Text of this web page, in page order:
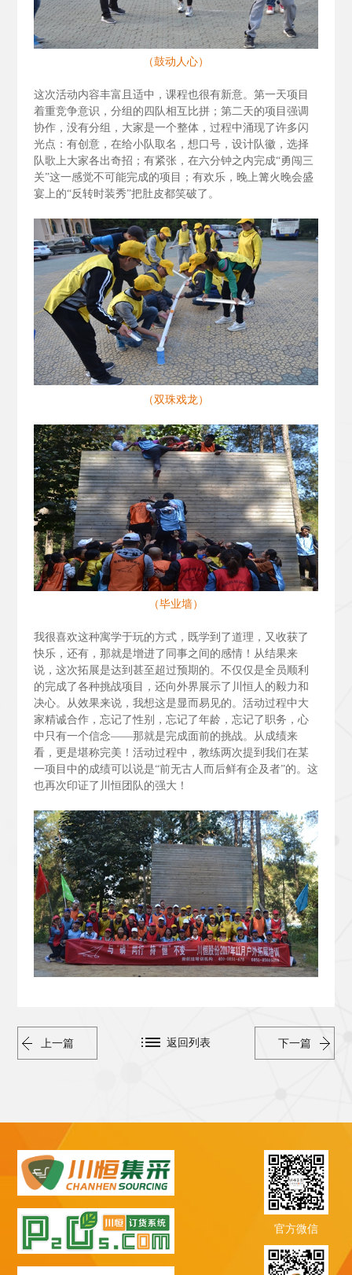
（鼓动人心）
这次活动内容丰富且适中，课程也很有新意。第一天项目
着重竞争意识，分组的四队相互比拼；第二天的项目强调
协作，没有分组，大家是一个整体，过程中涌现了许多闪
光点：有创意，在给小队取名，想口号，设计队徽，选择
队歌上大家各出奇招；有紧张，在六分钟之内完成“勇闯三
关”这一感觉不可能完成的项目；有欢乐，晚上篝火晚会盛
宴上的“反转时装秀”把肚皮都笑破了。
（双珠戏龙）
（毕业墙）
我很喜欢这种寓学于玩的方式，既学到了道理，又收获了
快乐，还有，那就是增进了同事之间的感情！从结果来
说，这次拓展是达到甚至超过预期的。不仅仅是全员顺利
的完成了各种挑战项目，还向外界展示了川恒人的毅力和
决心。从效果来说，我想这是显而易见的。活动过程中大
家精诚合作，忘记了性别，忘记了年龄，忘记了职务，心
中只有一个信念——那就是完成面前的挑战。从成绩来
看，更是堪称完美！活动过程中，教练两次提到我们在某
一项目中的成绩可以说是“前无古人而后鲜有企及者”的。这
也再次印证了川恒团队的强大！
上一篇 下一篇
返回列表
官方微信